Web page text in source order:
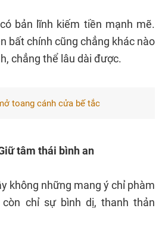
bản lĩnh kiếm tiền mạnh mẽ.
bất chính cũng chẳng khác nào
chẳng thể lâu dài được.
toang cánh cửa bế tắc
tâm thái bình an
không những mang ý chỉ phàm
chỉ sự bình dị, thanh thản